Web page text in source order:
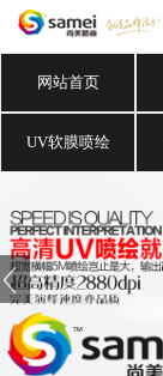
网站首页
UV软膜喷绘